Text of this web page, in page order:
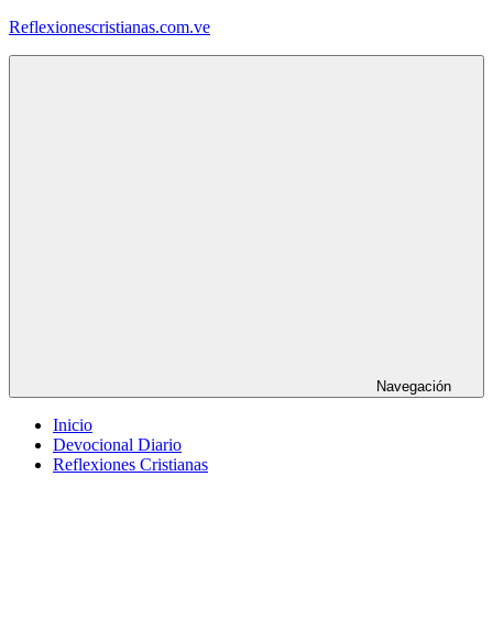
Saltar
Reflexionescristianas.com.ve
Navegación
Inicio
Devocional Diario
Reflexiones Cristianas